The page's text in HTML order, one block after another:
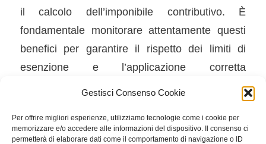
Gestisci Consenso Cookie
Per offrire migliori esperienze, utilizziamo tecnologie come i cookie per
memorizzare e/o accedere alle informazioni del dispositivo. Il consenso ci
permetterà di elaborare dati come il comportamento di navigazione o ID
il calcolo dell’imponibile contributivo. È
fondamentale monitorare attentamente questi
benefici per garantire il rispetto dei limiti di
esenzione e l’applicazione corretta
Variazioni del Rapporto di Lavoro e
Continuità